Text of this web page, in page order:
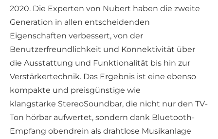
2020. Die Experten von Nubert haben die zweite
Generation in allen entscheidenden
Eigenschaften verbessert, von der
Benutzerfreundlichkeit und Konnektivität über
die Ausstattung und Funktionalität bis hin zur
Verstärkertechnik. Das Ergebnis ist eine ebenso
kompakte und preisgünstige wie
klangstarke StereoSoundbar, die nicht nur den TV-
Ton hörbar aufwertet, sondern dank Bluetooth-
Empfang obendrein als drahtlose Musikanlage